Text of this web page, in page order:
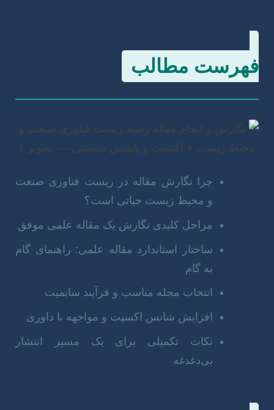
فهرست مطالب
چرا نگارش مقاله در زیست فناوری صنعت
و محیط زیست حیاتی است؟
مراحل کلیدی نگارش یک مقاله علمی موفق
ساختار استاندارد مقاله علمی: راهنمای گام
به گام
انتخاب مجله مناسب و فرآیند سابمیت
افزایش شانس اکسپت و مواجهه با داوری
نکات تکمیلی برای یک مسیر انتشار
بی‌دغدغه